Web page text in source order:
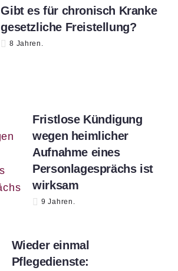
Gibt es für chronisch Kranke
gesetzliche Freistellung?
8 Jahren.
Fristlose Kündigung
wegen heimlicher
Aufnahme eines
Personlagesprächs ist
wirksam
9 Jahren.
Wieder einmal
Pflegedienste: